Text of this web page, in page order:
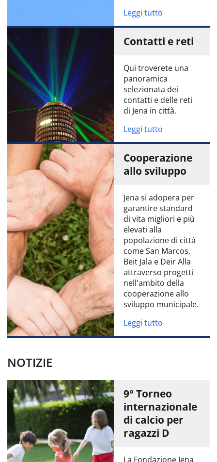
Leggi tutto
Contatti e reti
Qui troverete una
panoramica
selezionata dei
contatti e delle reti
di Jena in città.
Leggi tutto
Cooperazione
allo sviluppo
Jena si adopera per
garantire standard
di vita migliori e più
elevati alla
popolazione di città
come San Marcos,
Beit Jala e Deir Alla
attraverso progetti
nell'ambito della
cooperazione allo
sviluppo municipale.
Leggi tutto
NOTIZIE
9° Torneo
internazionale
di calcio per
ragazzi D
La Fondazione Jena